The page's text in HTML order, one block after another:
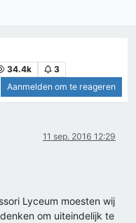
34.4k
3
Aanmelden om te reageren
11 sep. 2016 12:29
Lyceum moesten wij
om uiteindelijk te